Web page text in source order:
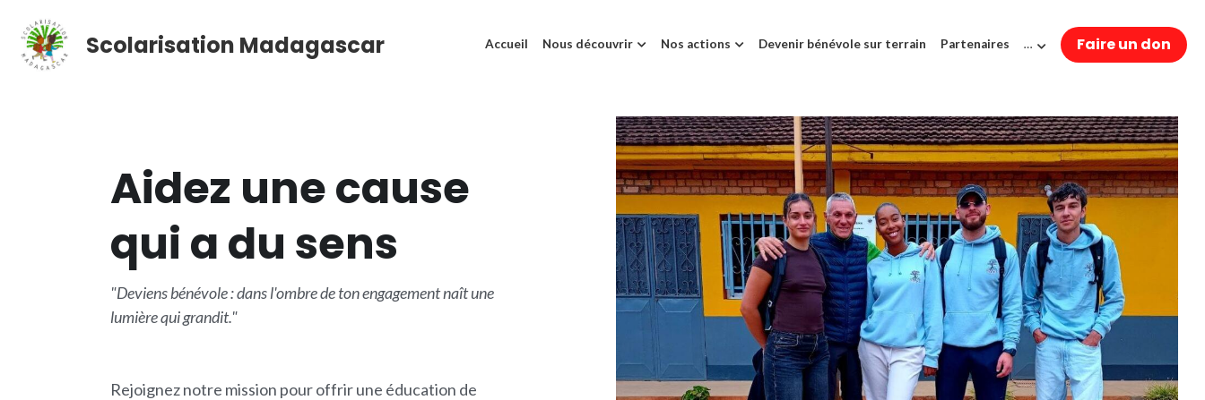
Scolarisation Madagascar Accueil Nous découvrir Nos actions Devenir bénévole sur terrain Partenaires … Faire un don
Aidez une cause
qui a du sens
"Deviens bénévole : dans l'ombre de ton engagement naît une
lumière qui grandit."
Rejoignez notre mission pour offrir une éducation de